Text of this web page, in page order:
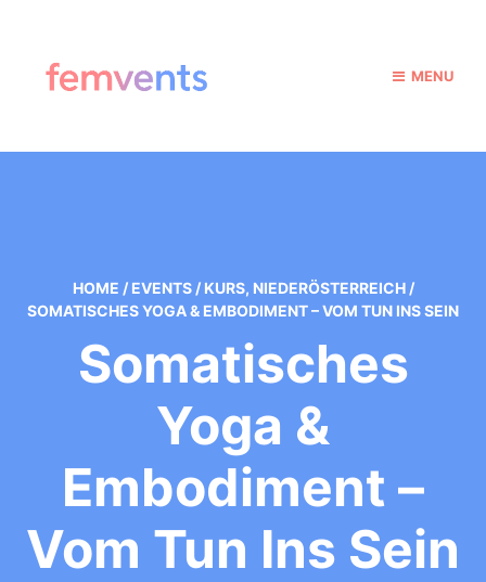
MENU
HOME / EVENTS / KURS, NIEDERÖSTERREICH /
SOMATISCHES YOGA & EMBODIMENT – VOM TUN INS SEIN
Somatisches
Yoga &
Embodiment –
Vom Tun Ins Sein